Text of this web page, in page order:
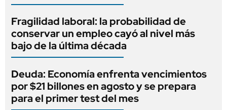
Fragilidad laboral: la probabilidad de
conservar un empleo cayó al nivel más
bajo de la última década
Deuda: Economía enfrenta vencimientos
por $21 billones en agosto y se prepara
para el primer test del mes